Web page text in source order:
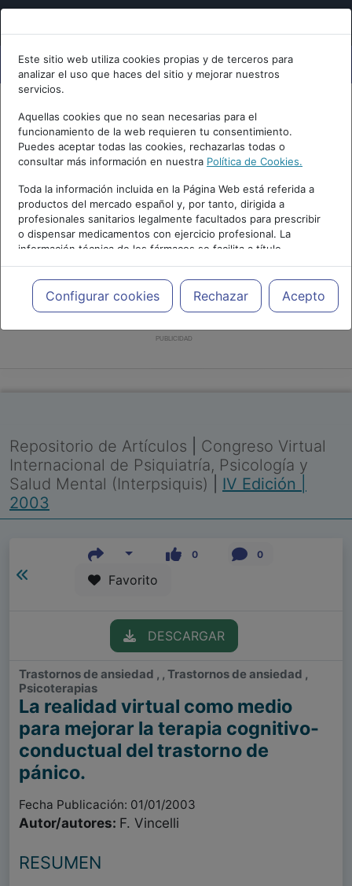
Este sitio web utiliza cookies propias y de terceros para
analizar el uso que haces del sitio y mejorar nuestros
servicios.
Aquellas cookies que no sean necesarias para el
funcionamiento de la web requieren tu consentimiento.
Puedes aceptar todas las cookies, rechazarlas todas o
consultar más información en nuestra Política de Cookies.
Toda la información incluida en la Página Web está referida a
productos del mercado español y, por tanto, dirigida a
profesionales sanitarios legalmente facultados para prescribir
o dispensar medicamentos con ejercicio profesional. La
información técnica de los fármacos se facilita a título
meramente informativo, siendo responsabilidad de los
profesionales facultados prescribir medicamentos y decidir, en
cada caso concreto, el tratamiento más adecuado a las
necesidades del paciente.
Configurar cookies Rechazar Acepto
PUBLICIDAD
Repositorio de Artículos
Congreso Virtual
Internacional de Psiquiatría, Psicología y
Salud Mental (Interpsiquis)
IV Edición |
2003
0 0
Favorito
DESCARGAR
Trastornos de ansiedad , , Trastornos de ansiedad ,
Psicoterapias
La realidad virtual como medio
para mejorar la terapia cognitivo-
conductual del trastorno de
pánico.
Fecha Publicación: 01/01/2003
Autor/autores: F. Vincelli
RESUMEN